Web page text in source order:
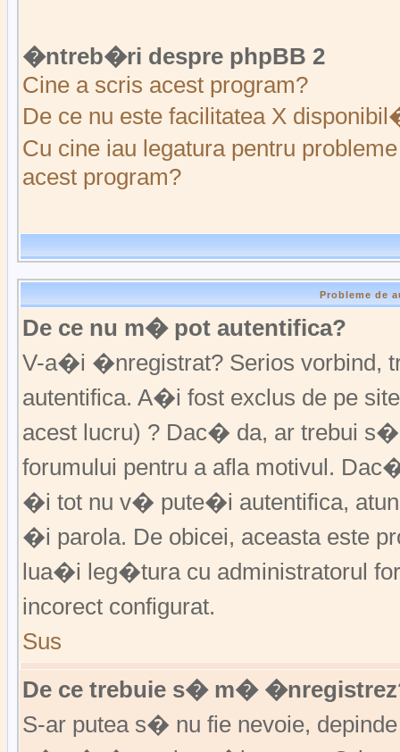
�ntreb�ri despre phpBB 2
Cine a scris acest program?
De ce nu este facilitatea X
Cu cine iau legatura pentru
acest program?
Probleme de
De ce nu m� pot autentifica?
V-a�i �nregistrat? Serios
autentifica. A�i fost exclus de pe
acest lucru) ? Dac� da, ar trebui
forumului pentru a afla motivul.
�i tot nu v� pute�i autentifica,
�i parola. De obicei, aceasta este
lua�i leg�tura cu administratorul
incorect configurat.
Sus
De ce trebuie s� m�
S-ar putea s� nu fie nevoie,